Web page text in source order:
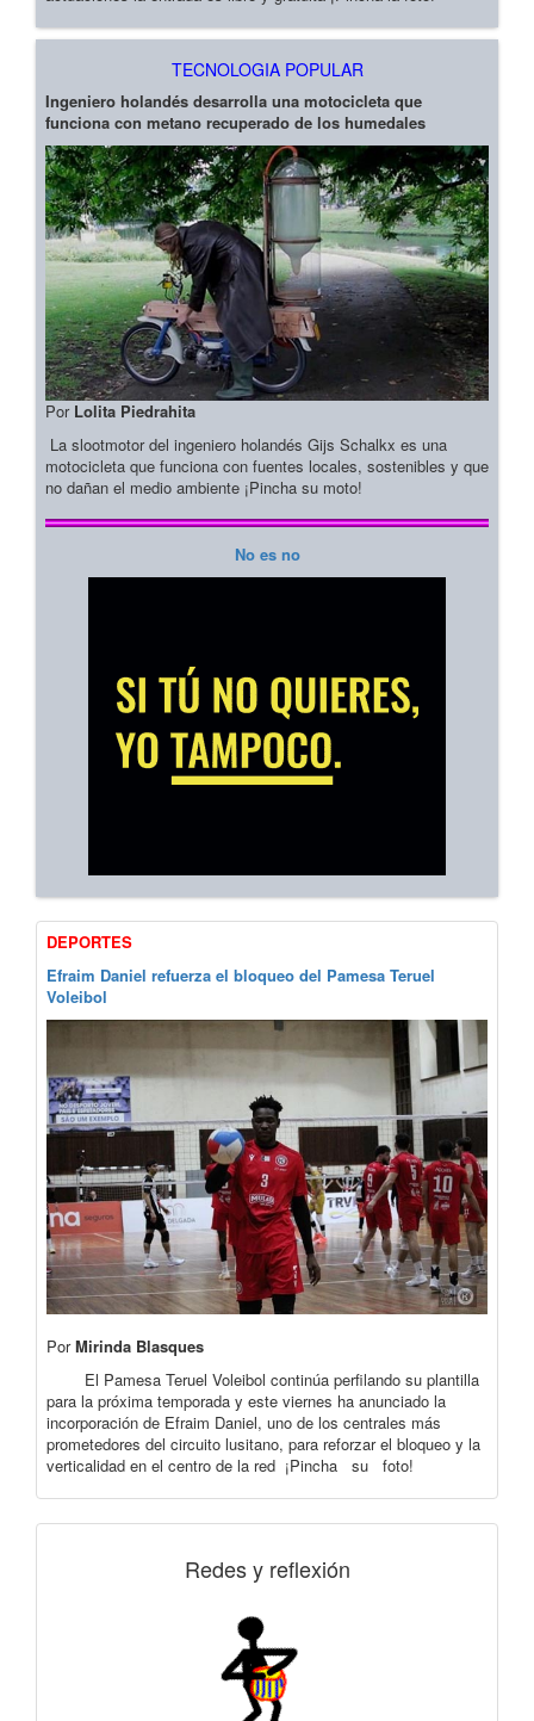
TECNOLOGIA POPULAR
Ingeniero holandés desarrolla una motocicleta que
funciona con metano recuperado de los humedales
Por Lolita Piedrahita
La slootmotor del ingeniero holandés Gijs Schalkx es una
motocicleta que funciona con fuentes locales, sostenibles y que
no dañan el medio ambiente ¡Pincha su moto!
No es no
DEPORTES
Efraim Daniel refuerza el bloqueo del Pamesa Teruel
Voleibol
PorMirinda Blasques
El Pamesa Teruel Voleibol continúa perfilando su plantilla
para la próxima temporada y este viernes ha anunciado la
incorporación de Efraim Daniel, uno de los centrales más
prometedores del circuito lusitano, para reforzar el bloqueo y la
verticalidad en el centro de la red ¡Pincha su foto!
Redes y reflexión